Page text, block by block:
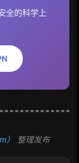
全的科学上
） 整理发布